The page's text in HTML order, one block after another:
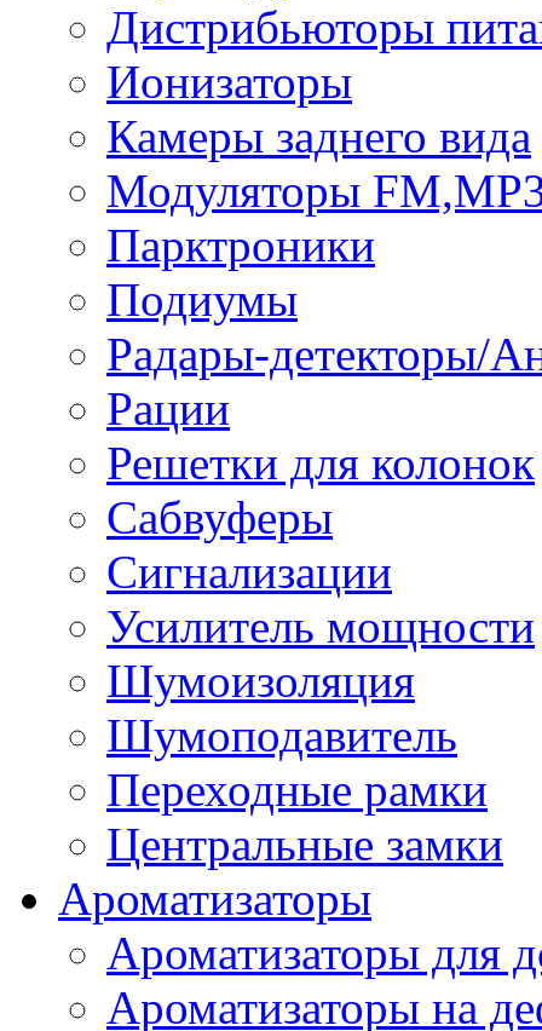
Дистрибьюторы
Ионизаторы
Камеры заднего вида
Модуляторы
Парктроники
Подиумы
Радары-детекторы/
Рации
Решетки для колонок
Сабвуферы
Сигнализации
Усилитель мощности
Шумоизоляция
Шумоподавитель
Переходные рамки
Центральные замки
Ароматизаторы
Ароматизаторы для
Ароматизаторы на